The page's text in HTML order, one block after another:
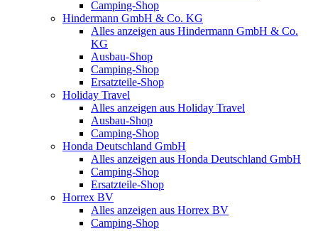
Camping-Shop
Hindermann GmbH & Co. KG
Alles anzeigen aus Hindermann GmbH & Co.
KG
Ausbau-Shop
Camping-Shop
Ersatzteile-Shop
Holiday Travel
Alles anzeigen aus Holiday Travel
Ausbau-Shop
Camping-Shop
Honda Deutschland GmbH
Alles anzeigen aus Honda Deutschland GmbH
Camping-Shop
Ersatzteile-Shop
Horrex BV
Alles anzeigen aus Horrex BV
Camping-Shop